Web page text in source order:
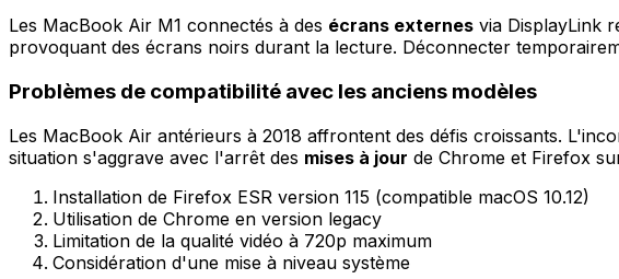
Les MacBook Air M1 connectés à des écrans externes via DisplayLink
provoquant des écrans noirs durant la lecture. Déconnecter
Problèmes de compatibilité avec les anciens modèles
Les MacBook Air antérieurs à 2018 affrontent des défis croissants.
situation s'aggrave avec l'arrêt des mises à jour de Chrome et Firefox
Installation de Firefox ESR version 115 (compatible macOS 10.12)
Utilisation de Chrome en version legacy
Limitation de la qualité vidéo à 720p maximum
Considération d'une mise à niveau système